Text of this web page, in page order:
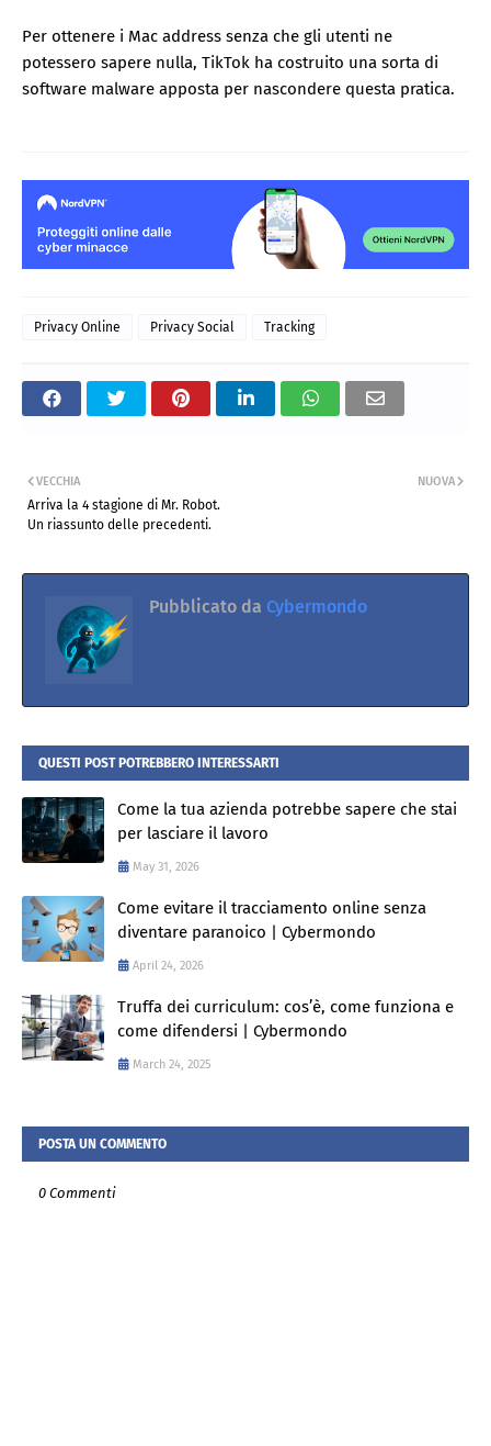
Per ottenere i Mac address senza che gli utenti ne
potessero sapere nulla, TikTok ha costruito una sorta di
software malware apposta per nascondere questa pratica.
Privacy Online Privacy Social Tracking
NUOVA
VECCHIA
Arriva la 4 stagione di Mr. Robot.
Un riassunto delle precedenti.
Pubblicato da Cybermondo
QUESTI POST POTREBBERO INTERESSARTI
Come la tua azienda potrebbe sapere che stai
per lasciare il lavoro
May 31, 2026
Come evitare il tracciamento online senza
diventare paranoico | Cybermondo
April 24, 2026
Truffa dei curriculum: cos’è, come funziona e
come difendersi | Cybermondo
March 24, 2025
POSTA UN COMMENTO
0 Commenti